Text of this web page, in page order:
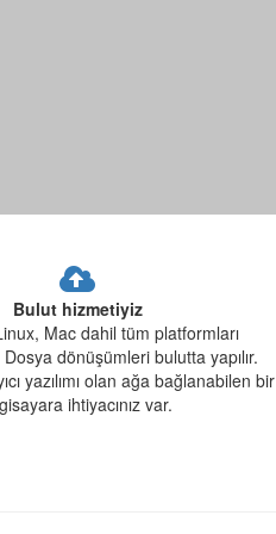
Bulut hizmetiyiz
Mac dahil tüm platformları
dönüşümleri bulutta yapılır.
yazılımı olan ağa bağlanabilen bir
ihtiyacınız var.